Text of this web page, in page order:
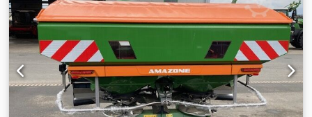
montagem para equipamentos básicos ZA Pára-lama S /
Iluminação LED Dsdpfx Apot Dwh Rsijck